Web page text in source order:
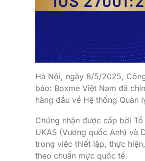
Hà Nội, ngày 8/5/2025,
báo: Boxme Việt Nam đã
hàng đầu về Hệ thống Quản
Chứng nhận được cấp bởi
UKAS (Vương quốc Anh) và
trong việc thiết lập, thực
theo chuẩn mực quốc tế.